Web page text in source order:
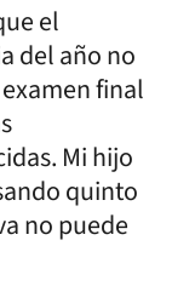
el
del año no
final
Mi hijo
quinto
no puede